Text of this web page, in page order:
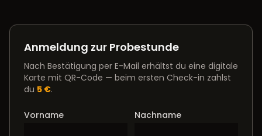
Anmeldung zur Probestunde
Nach Bestätigung per E-Mail erhältst du eine digitale
Karte mit QR-Code — beim ersten Check-in zahlst
du 5 €.
Vorname Nachname